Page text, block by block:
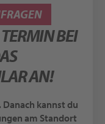
BEI
AN!
kannst du
am Standort